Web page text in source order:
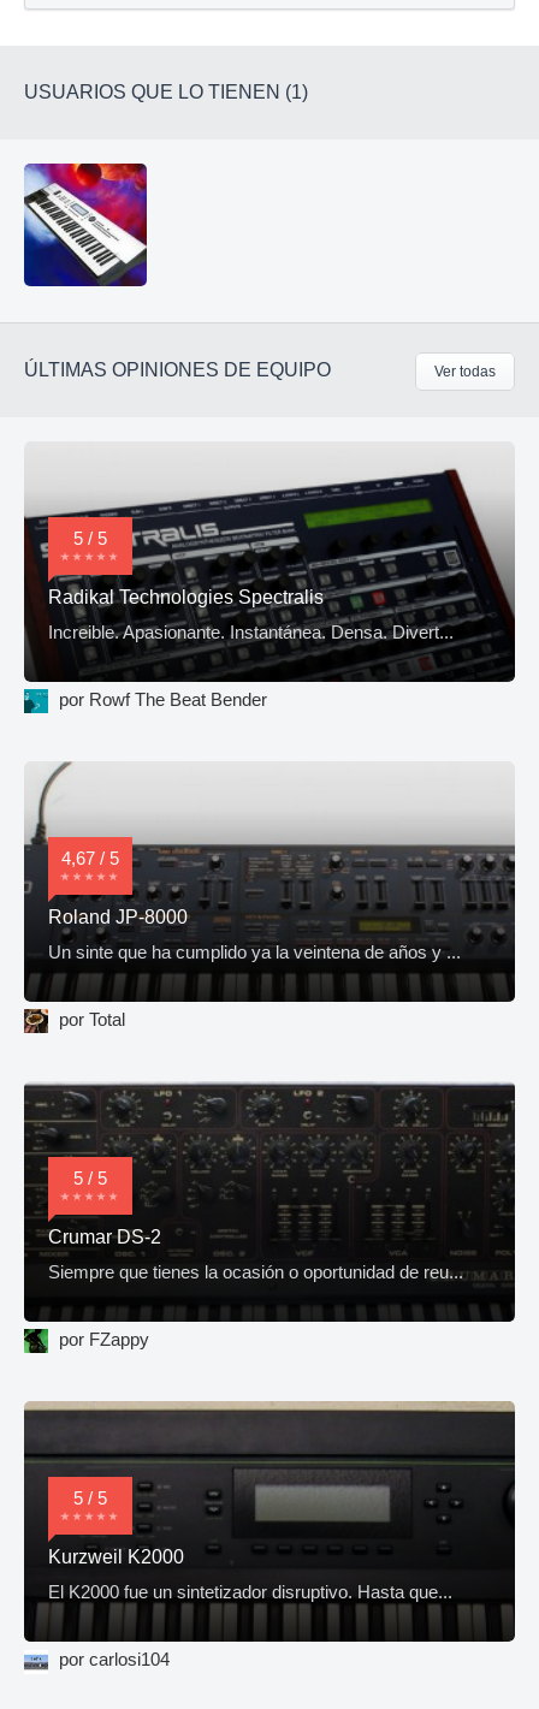
USUARIOS QUE LO TIENEN (1)
ÚLTIMAS OPINIONES DE EQUIPO Ver todas
5 / 5
Radikal Technologies Spectralis
Increible. Apasionante. Instantánea. Densa. Divert...
por Rowf The Beat Bender
4,67 / 5
Roland JP-8000
Un sinte que ha cumplido ya la veintena de años y ...
por Total
5 / 5
Crumar DS-2
Siempre que tienes la ocasión o oportunidad de reu...
por FZappy
5 / 5
Kurzweil K2000
El K2000 fue un sintetizador disruptivo. Hasta que...
por carlosi104